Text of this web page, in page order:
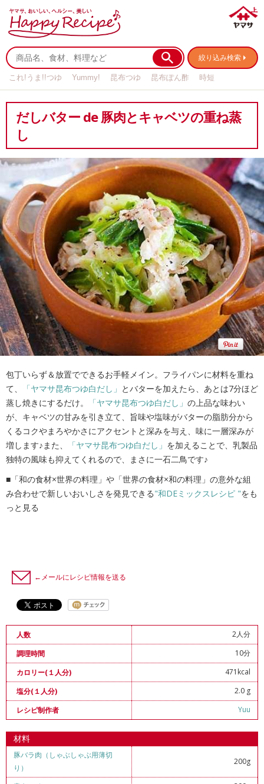
絞り込み検索
これ!うま!!つゆ Yummy! 昆布つゆ 昆布ぽん酢
時短
だしバター de 豚肉とキャベツの重ね蒸
し
包丁いらず＆放置でできるお手軽メイン。フライパンに材料を重ね
て、
「ヤマサ昆布つゆ白だし」 とバターを加えたら、あとは7分ほど
蒸し焼きにするだけ。
「ヤマサ昆布つゆ白だし」 の上品な味わい
が、キャベツの甘みを引き立て、旨味や塩味がバターの脂肪分から
くるコクやまろやかさにアクセントと深みを与え、味に一層深みが
増します♪また、
「ヤマサ昆布つゆ白だし」 を加えることで、乳製品
独特の風味も抑えてくれるので、まさに一石二鳥です♪
■「和の食材×世界の料理」や「世界の食材×和の料理」の意外な組
み合わせで新しいおいしさを発見できる"和DEミックスレシピ "をも
っと見る
←メールにレシピ情報を送る
人数
2人分
調理時間
10分
カロリー(１人分)
471kcal
塩分(１人分)
2.0 g
レシピ制作者
Yuu
材料
豚バラ肉（しゃぶしゃぶ用薄切
り）
200g